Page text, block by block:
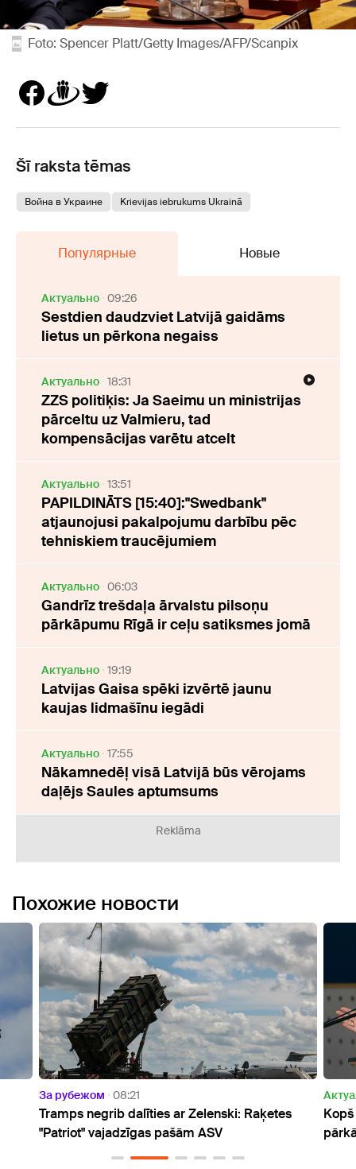
Foto: Spencer Platt/Getty Images/AFP/Scanpix
Šī raksta tēmas
Война в Украине Krievijas iebrukums Ukrainā
Популярные Новые
Актуально 09:26
Sestdien daudzviet Latvijā gaidāms
lietus un pērkona negaiss
Актуально 18:31
ZZS politiķis: Ja Saeimu un ministrijas
pārceltu uz Valmieru, tad
kompensācijas varētu atcelt
Актуально 13:51
PAPILDINĀTS [15:40]:"Swedbank"
atjaunojusi pakalpojumu darbību pēc
tehniskiem traucējumiem
Актуально 06:03
Gandrīz trešdaļa ārvalstu pilsoņu
pārkāpumu Rīgā ir ceļu satiksmes jomā
Актуально 19:19
Latvijas Gaisa spēki izvērtē jaunu
kaujas lidmašīnu iegādi
Актуально 17:55
Nākamnedēļ visā Latvijā būs vērojams
daļējs Saules aptumsums
Reklāma
Похожие новости
Актуально 12:33
Kopš 2021. gada Valsts policijā fiksēti 57
pārkāpumi par alkohola lietošanu